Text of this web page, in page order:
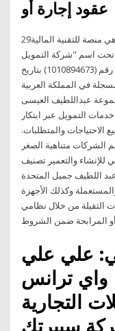
29‏‏/5‏‏/1442 بعد الهجرة تحذير المخاطرة. سكوبير هي منصة للتقنية المالية
تحت اسم "شركة التمويل
الجماعي المحدودة" بسجل تجاري رقم (1010894673) بتاريخ
مسجلة في المملكة العربية
عبداللطيف العيسى
التمويل عبر ابتكار
الاحتياجات والمتطلبات.
الشركات متناهية الصغر
للإنشاء والتعمير تصنيف
اللطيف جميل المتحدة
وكذلك الأجهزة
الثقيلة من خلال نظامي
أو المرابحة ضمن الشروط
علي علي
شركة واي ترانس
التجارية
7- شركة سيبرتك